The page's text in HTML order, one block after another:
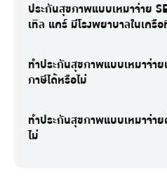
ประกันสุขภาพแบบเหมาจ่าย
เทิล แคร์ มีโรงพยาบาลในเครื
ทำประกันสุขภาพแบบเหมาจ่าย
ภาษีได้หรือไม่
ทำประกันสุขภาพแบบเหมาจ่า
ไม่